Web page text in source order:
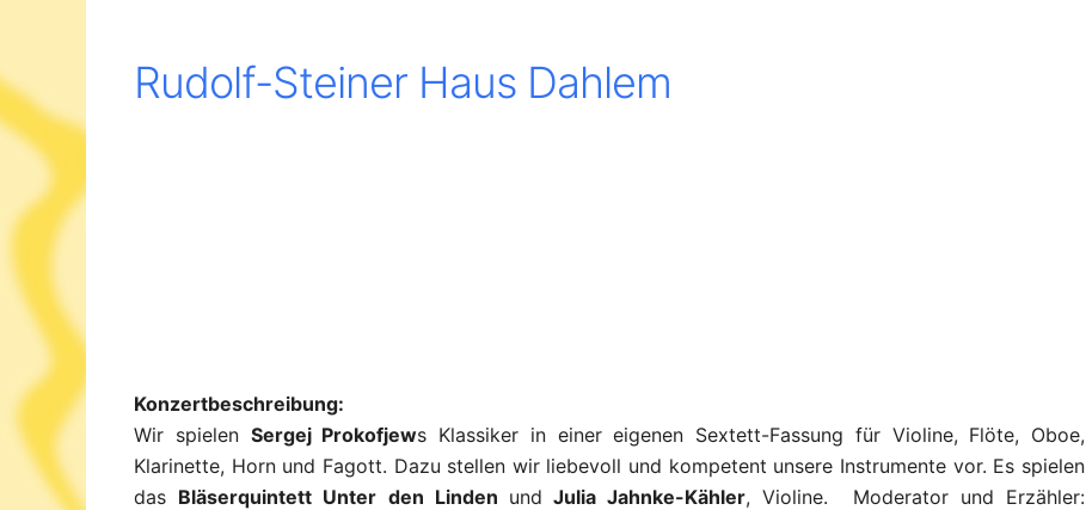
Rudolf-Steiner Haus Dahlem
Konzertbeschreibung:
Wir spielen Sergej Prokofjews Klassiker in einer eigenen Sextett-Fassung für Violine, Flöte, Oboe,
Klarinette, Horn und Fagott. Dazu stellen wir liebevoll und kompetent unsere Instrumente vor. Es spielen
das Bläserquintett Unter den Linden und Julia Jahnke-Kähler, Violine. Moderator und Erzähler: